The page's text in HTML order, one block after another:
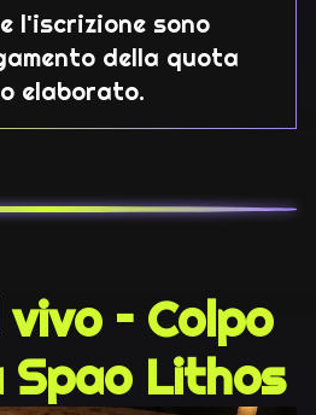
l'iscrizione sono
della quota
elaborato.
– Colpo
Spao Lithos